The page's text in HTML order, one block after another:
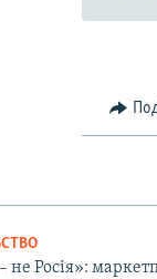
не Росія»: